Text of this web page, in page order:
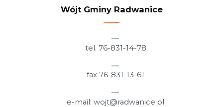
Wójt Gminy Radwanice
tel. 76-831-14-78
fax 76-831-13-61
e-mail: wojt@radwanice.pl